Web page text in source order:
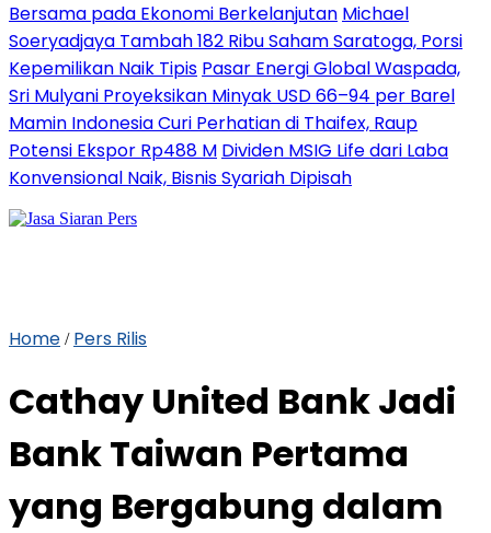
Bersama pada Ekonomi Berkelanjutan Michael
Soeryadjaya Tambah 182 Ribu Saham Saratoga, Porsi
Kepemilikan Naik Tipis Pasar Energi Global Waspada,
Sri Mulyani Proyeksikan Minyak USD 66–94 per Barel
Mamin Indonesia Curi Perhatian di Thaifex, Raup
Potensi Ekspor Rp488 M Dividen MSIG Life dari Laba
Konvensional Naik, Bisnis Syariah Dipisah
Home / Pers Rilis
Cathay United Bank Jadi
Bank Taiwan Pertama
yang Bergabung dalam